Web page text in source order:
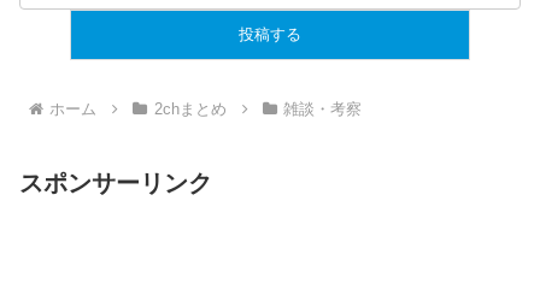
ホーム 2chまとめ 雑談・考察
スポンサーリンク